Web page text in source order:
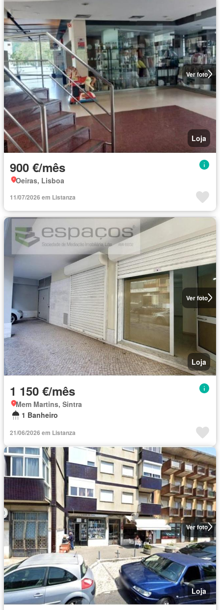
Ver foto
Loja
900 €/mês
Oeiras, Lisboa
11/07/2026 em Listanza
Ver foto
Loja
1 150 €/mês
Mem Martins, Sintra
1 Banheiro
21/06/2026 em Listanza
Ver foto
Loja